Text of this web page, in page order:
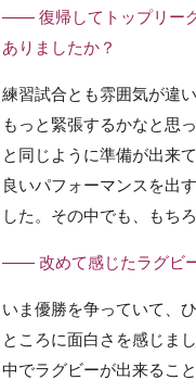
—— 復帰してトップリー
ありましたか？
練習試合とも雰囲気が違
もっと緊張するかなと思
と同じように準備が出来
良いパフォーマンスを出
した。その中でも、もち
—— 改めて感じたラグビ
いま優勝を争っていて、
ところに面白さを感じま
中でラグビーが出来るこ